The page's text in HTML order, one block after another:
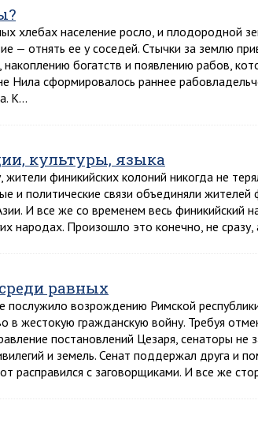
хлебах население росло, и плодородной
— отнять ее у соседей. Стычки за землю
богатств и появлению рабов,
Нила сформировалось раннее
К…
культуры, языка
жители финикийских колоний никогда не
и политические связи объединяли жителей
И все же со временем весь финикийский
народах. Произошло это конечно, не
равных
послужило возрождению Римской
в жестокую гражданскую войну. Требуя
постановлений Цезаря, сенаторы не
и земель. Сенат поддержал друга и
расправился с заговорщиками. И все же